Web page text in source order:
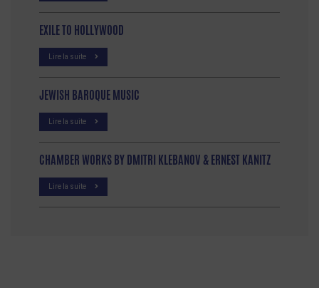
EXILE TO HOLLYWOOD
Lire la suite
JEWISH BAROQUE MUSIC
Lire la suite
CHAMBER WORKS BY DMITRI KLEBANOV & ERNEST KANITZ
Lire la suite